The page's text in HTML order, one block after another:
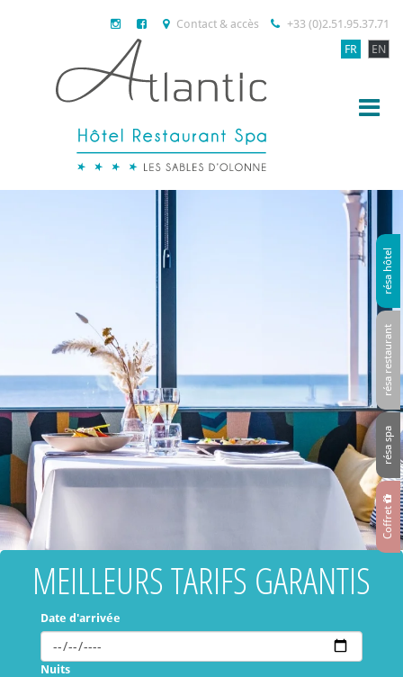
Coffret
résa spa
résa restaurant
résa hôtel
Contact & accès
+33 (0)2.51.95.37.71
FR
EN
MEILLEURS TARIFS GARANTIS
Date d'arrivée
Nuits